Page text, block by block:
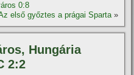
0:8
első győztes a prágai Sparta»
Hungária
2:2